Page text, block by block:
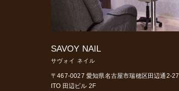
SAVOY NAIL
サヴォイ ネイル
〒467-0027 愛知県名古屋市瑞穂区田辺通2-27
ITO 田辺ビル 2F